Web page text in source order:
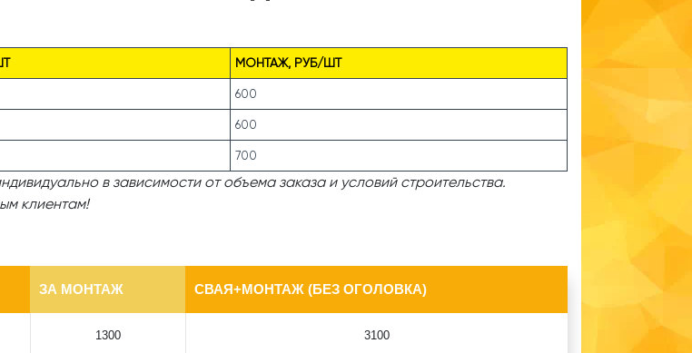
МОНТАЖ, РУБ/ШТ
600
600
700
в зависимости от объема заказа и условий строительства.
клиентам!
ЗА МОНТАЖ СВАЯ+МОНТАЖ (БЕЗ ОГОЛОВКА)
1300 3100